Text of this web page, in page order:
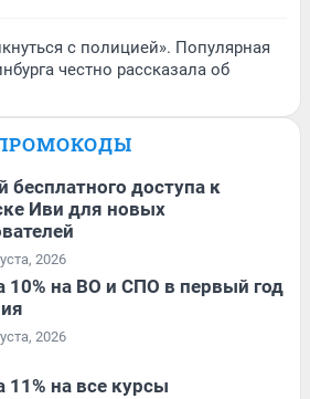
с полицией». Популярная
честно рассказала об
бесплатного доступа к
Иви для новых
2026
10% на ВО и СПО в первый год
2026
11% на все курсы